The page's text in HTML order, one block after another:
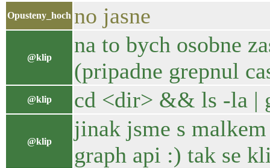
Opusteny_hoch no jasne
@klip
na to bych osobne
(pripadne grepnul
@klip cd <dir> && ls -la |
@klip
jinak jsme s
graph api :) tak se